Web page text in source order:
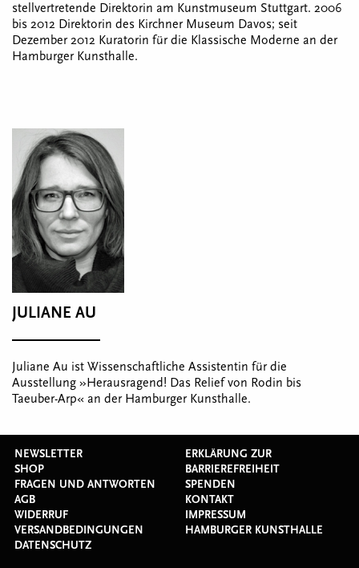
stellvertretende Direktorin am Kunstmuseum Stuttgart. 2006
bis 2012 Direktorin des Kirchner Museum Davos; seit
Dezember 2012 Kuratorin für die Klassische Moderne an der
Hamburger Kunsthalle.
JULIANE AU
Juliane Au ist Wissenschaftliche Assistentin für die
Ausstellung »Herausragend! Das Relief von Rodin bis
Taeuber-Arp« an der Hamburger Kunsthalle.
NEWSLETTER
SHOP
FRAGEN UND ANTWORTEN
AGB
WIDERRUF
VERSANDBEDINGUNGEN
DATENSCHUTZ
ERKLÄRUNG ZUR
BARRIEREFREIHEIT
SPENDEN
KONTAKT
IMPRESSUM
HAMBURGER KUNSTHALLE